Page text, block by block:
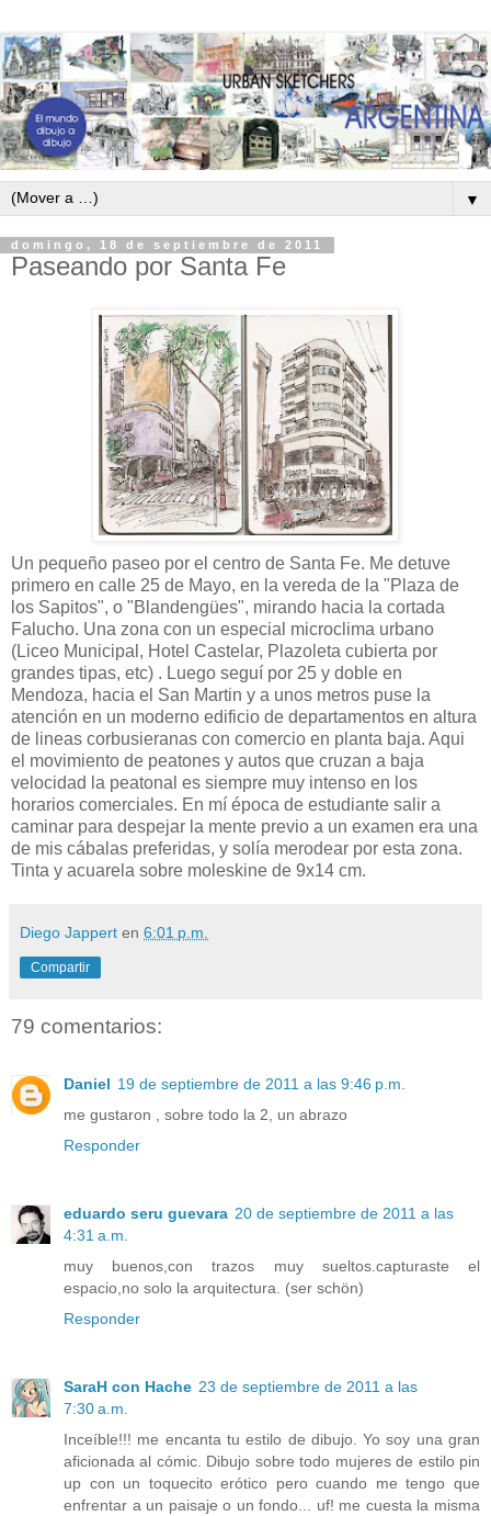
▼
domingo, 18 de septiembre de 2011
Paseando por Santa Fe
Un pequeño paseo por el centro de Santa Fe. Me detuve
primero en calle 25 de Mayo, en la vereda de la "Plaza de
los Sapitos", o "Blandengües", mirando hacia la cortada
Falucho. Una zona con un especial microclima urbano
(Liceo Municipal, Hotel Castelar, Plazoleta cubierta por
grandes tipas, etc) . Luego seguí por 25 y doble en
Mendoza, hacia el San Martin y a unos metros puse la
atención en un moderno edificio de departamentos en altura
de lineas corbusieranas con comercio en planta baja. Aqui
el movimiento de peatones y autos que cruzan a baja
velocidad la peatonal es siempre muy intenso en los
horarios comerciales. En mí época de estudiante salir a
caminar para despejar la mente previo a un examen era una
de mis cábalas preferidas, y solía merodear por esta zona.
Tinta y acuarela sobre moleskine de 9x14 cm.
Diego Jappert en 6:01 p.m.
Compartir
79 comentarios:
Daniel 19 de septiembre de 2011 a las 9:46 p.m.
me gustaron , sobre todo la 2, un abrazo
Responder
eduardo seru guevara 20 de septiembre de 2011 a las
4:31 a.m.
muy buenos,con trazos muy sueltos.capturaste el
espacio,no solo la arquitectura. (ser schön)
Responder
SaraH con Hache 23 de septiembre de 2011 a las
7:30 a.m.
Inceíble!!! me encanta tu estilo de dibujo. Yo soy una gran
aficionada al cómic. Dibujo sobre todo mujeres de estilo pin
up con un toquecito erótico pero cuando me tengo que
enfrentar a un paisaje o un fondo... uf! me cuesta la misma